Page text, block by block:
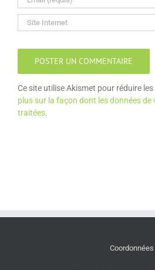
Ce site utilise Akismet pour réduire
plus sur la façon dont les données
traitées.
Coordonnées